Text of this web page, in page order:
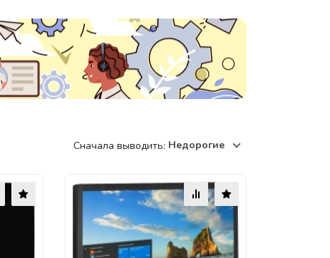
Контакты
220118, г. Минск, ул. Крупской, д.
17, пом. 38, оф. №1
Сначала выводить: Недорогие